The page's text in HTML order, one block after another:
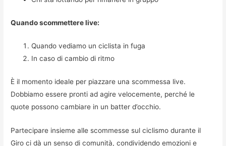
Quando scommettere live:
Quando vediamo un ciclista in fuga
In caso di cambio di ritmo
È il momento ideale per piazzare una scommessa live.
Dobbiamo essere pronti ad agire velocemente, perché le
quote possono cambiare in un batter d’occhio.
Partecipare insieme alle scommesse sul ciclismo durante il
Giro ci dà un senso di comunità, condividendo emozioni e